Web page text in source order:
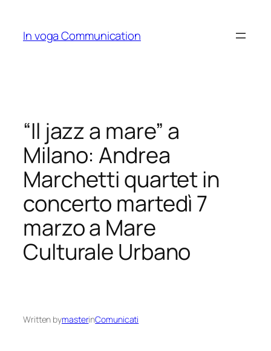
content
In voga Communication
“Il jazz a mare” a
Milano: Andrea
Marchetti quartet in
concerto martedì 7
marzo a Mare
Culturale Urbano
Written bymasterinComunicati